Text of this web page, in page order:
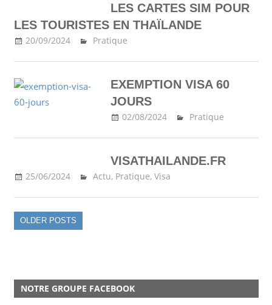
LES CARTES SIM POUR
LES TOURISTES EN THAÏLANDE
20/09/2024 Ma Thailande
Pratique
EXEMPTION VISA 60
JOURS
02/08/2024 Ma Thailande
Pratique
VISATHAILANDE.FR
25/06/2024 Ma Thailande
Actu, Pratique, Visa
OLDER POSTS
NOTRE GROUPE FACEBOOK